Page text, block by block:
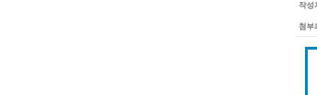
작성
첨부